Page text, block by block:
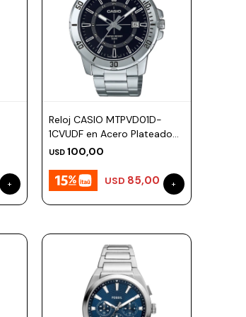
Reloj CASIO MTPVD01D-
1CVUDF en Acero Plateado
Esfera 45mm
USD 100,00
USD 85,00